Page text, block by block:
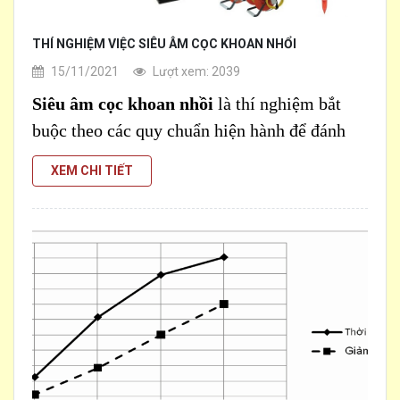
THÍ NGHIỆM VIỆC SIÊU ÂM CỌC KHOAN NHỔI
15/11/2021
Lượt xem: 2039
Siêu âm cọc khoan nhồi là thí nghiệm bắt
buộc theo các quy chuẩn hiện hành để đánh
giá chất lượng cọc khoan nhồi. Đây là kết quả
để cấp chứng nhận về sự đảm bảo an toàn tính
chịu lực, chứng nhận phù hợp về chất lượng
các công tình xây dựng.
XEM CHI TIẾT